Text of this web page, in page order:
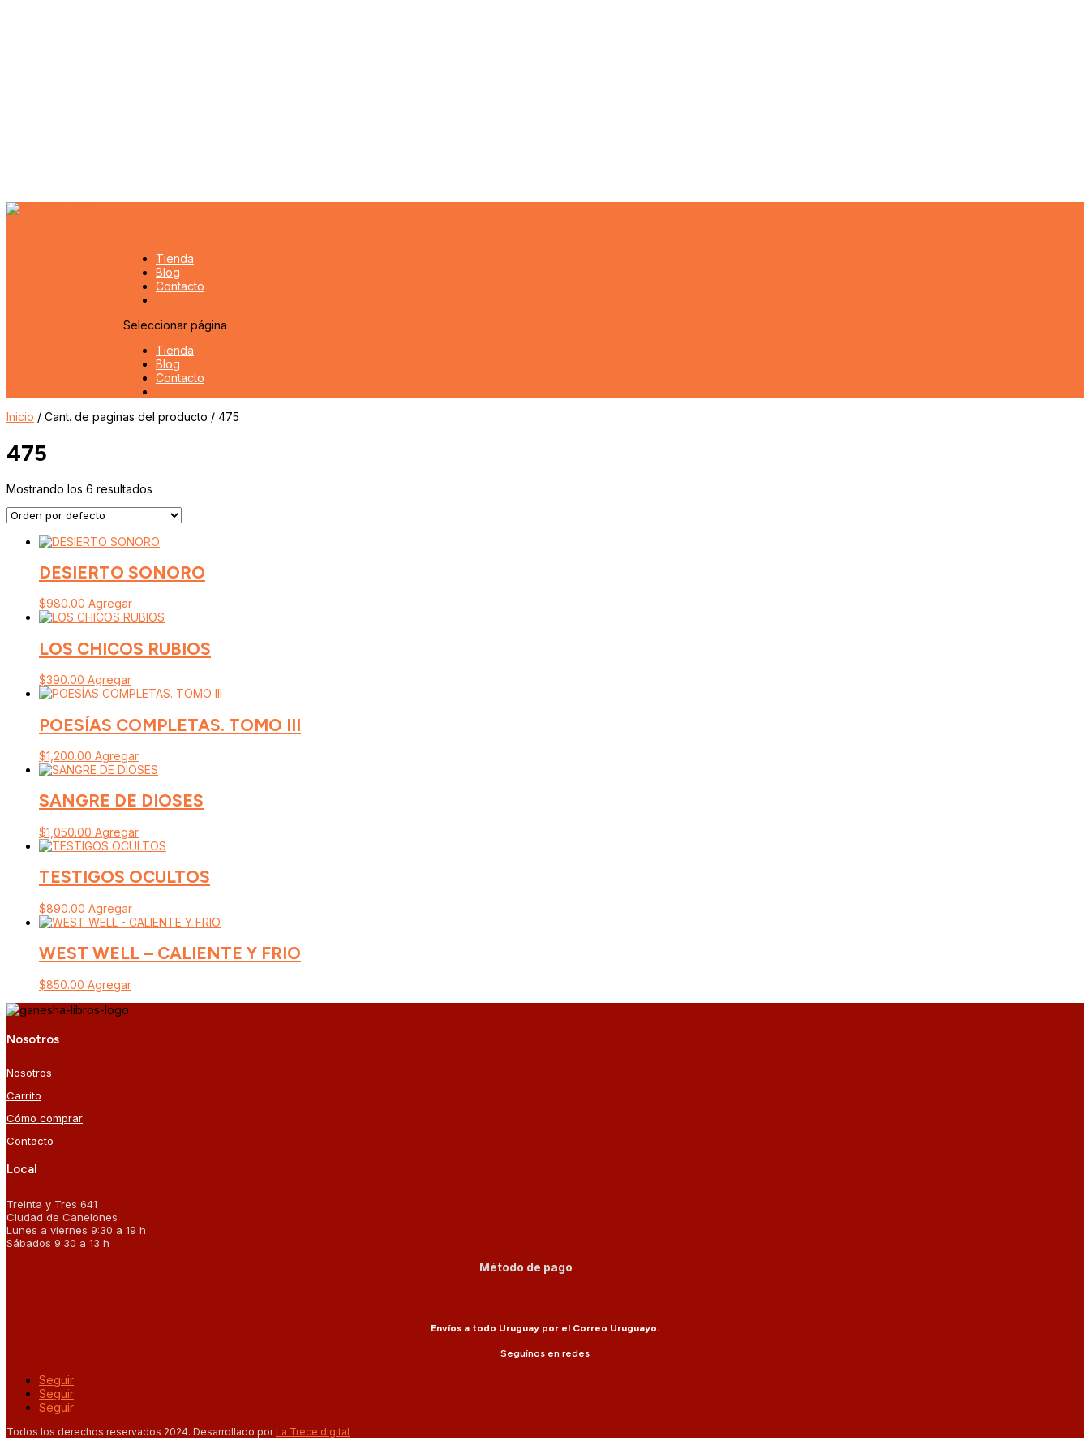
Tienda
Blog
Contacto
Seleccionar página
Tienda
Blog
Contacto
Inicio / Cant. de paginas del producto / 475
475
Mostrando los 6 resultados
DESIERTO SONORO
$980.00 Agregar
LOS CHICOS RUBIOS
$390.00 Agregar
POESÍAS COMPLETAS. TOMO III
$1,200.00 Agregar
SANGRE DE DIOSES
$1,050.00 Agregar
TESTIGOS OCULTOS
$890.00 Agregar
WEST WELL – CALIENTE Y FRIO
$850.00 Agregar
Nosotros
Nosotros
Carrito
Cómo comprar
Contacto
Local
Treinta y Tres 641
Ciudad de Canelones
Lunes a viernes 9:30 a 19 h
Sábados 9:30 a 13 h
Método de pago
Envíos a todo Uruguay por el Correo Uruguayo.
Seguínos en redes
Seguir
Seguir
Seguir
Todos los derechos reservados 2024. Desarrollado por La Trece digital